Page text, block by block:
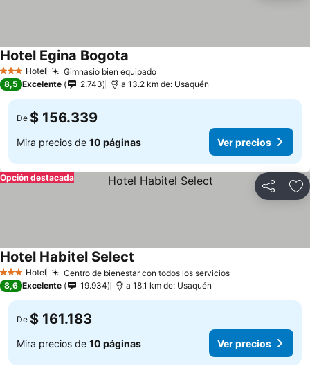
3 Estrellas
Hotel Gimnasio bien equipadoVer precios
Hotel Egina Bogota
8,5 Excelente 2.743 a 13.2 km de: Usaquén
De $ 156.339
Mira precios de 10 páginas Ver precios
Compartir
Opción destacada
3 Estrellas
Hotel Centro de bienestar con todos los serviciosVer precios
Hotel Habitel Select
8,6 Excelente 19.934 a 18.1 km de: Usaquén
De $ 161.183
Mira precios de 10 páginas Ver precios